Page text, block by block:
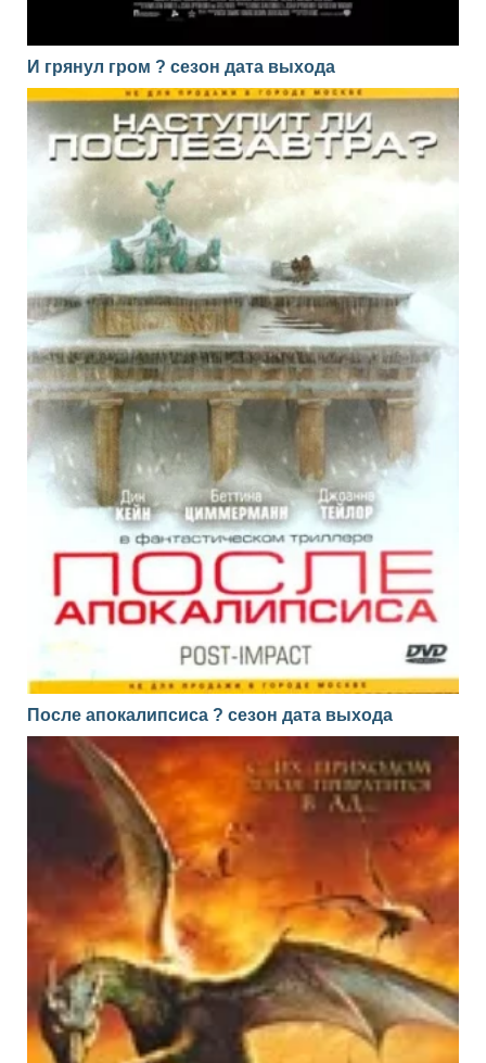
И грянул гром ? сезон дата выхода
После апокалипсиса ? сезон дата выхода